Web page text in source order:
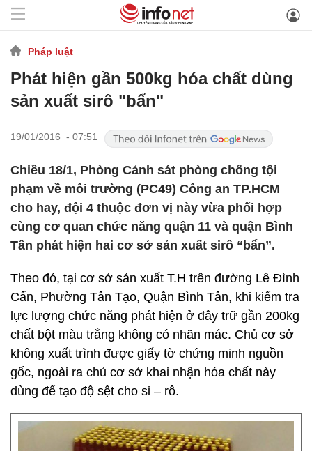
Pháp luật
Phát hiện gần 500kg hóa chất dùng
sản xuất sirô "bẩn"
19/01/2016 - 07:51
Chiều 18/1, Phòng Cảnh sát phòng chống tội
phạm về môi trường (PC49) Công an TP.HCM
cho hay, đội 4 thuộc đơn vị này vừa phối hợp
cùng cơ quan chức năng quận 11 và quận Bình
Tân phát hiện hai cơ sở sản xuất sirô “bẩn”.
Theo đó, tại cơ sở sản xuất T.H trên đường Lê Đình
Cẩn, Phường Tân Tạo, Quận Bình Tân, khi kiểm tra
lực lượng chức năng phát hiện ở đây trữ gần 200kg
chất bột màu trắng không có nhãn mác. Chủ cơ sở
không xuất trình được giấy tờ chứng minh nguồn
gốc, ngoài ra chủ cơ sở khai nhận hóa chất này
dùng để tạo độ sệt cho si – rô.